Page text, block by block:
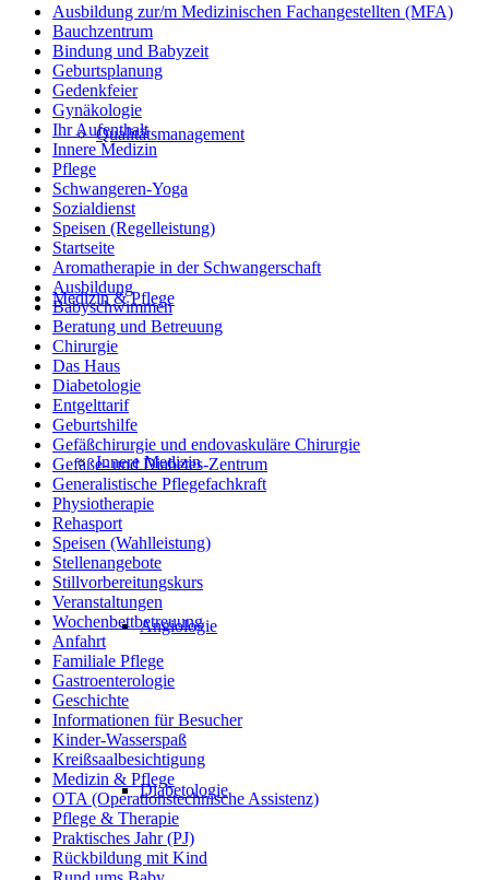
Qualitätsmanagement
Medizin & Pflege
Innere Medizin
Angiologie
Diabetologie
Ausbildung zur/m Medizinischen Fachangestellten (MFA)
Bauchzentrum
Bindung und Babyzeit
Geburtsplanung
Gedenkfeier
Gynäkologie
Ihr Aufenthalt
Innere Medizin
Pflege
Schwangeren-Yoga
Sozialdienst
Speisen (Regelleistung)
Startseite
Aromatherapie in der Schwangerschaft
Ausbildung
Babyschwimmen
Beratung und Betreuung
Chirurgie
Das Haus
Diabetologie
Entgelttarif
Geburtshilfe
Gefäßchirurgie und endovaskuläre Chirurgie
Gefäße- und Diabetes-Zentrum
Generalistische Pflegefachkraft
Physiotherapie
Rehasport
Speisen (Wahlleistung)
Stellenangebote
Stillvorbereitungskurs
Veranstaltungen
Wochenbettbetreuung
Anfahrt
Familiale Pflege
Gastroenterologie
Geschichte
Informationen für Besucher
Kinder-Wasserspaß
Kreißsaalbesichtigung
Medizin & Pflege
OTA (Operationstechnische Assistenz)
Pflege & Therapie
Praktisches Jahr (PJ)
Rückbildung mit Kind